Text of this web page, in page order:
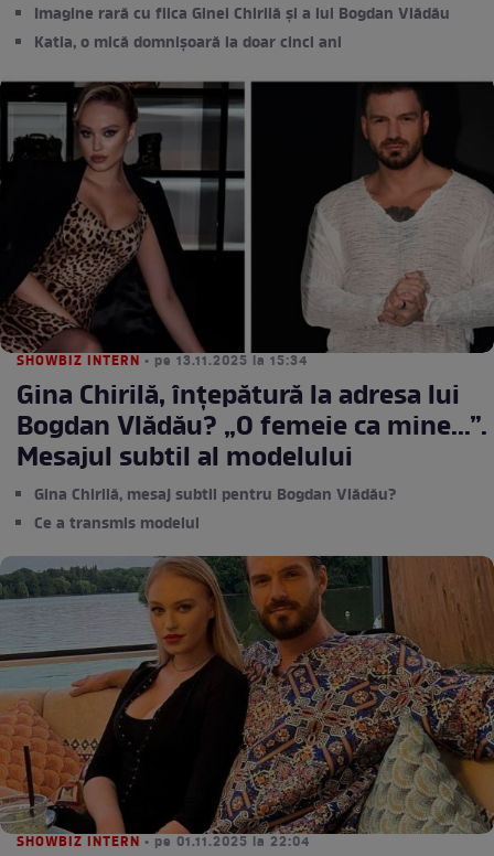
Imagine rară cu fiica Ginei Chirilă și a lui Bogdan Vlădău
Katia, o mică domnișoară la doar cinci ani
SHOWBIZ INTERN • pe 13.11.2025 la 15:34
Gina Chirilă, înțepătură la adresa lui
Bogdan Vlădău? „O femeie ca mine...”.
Mesajul subtil al modelului
Gina Chirilă, mesaj subtil pentru Bogdan Vlădău?
Ce a transmis modelul
SHOWBIZ INTERN • pe 01.11.2025 la 22:04